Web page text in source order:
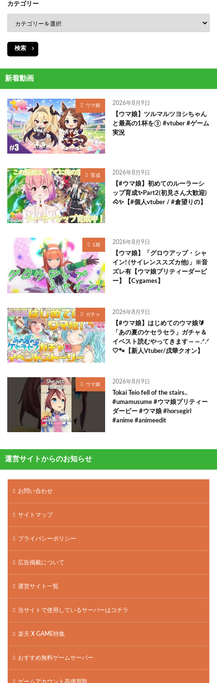
カテゴリー
検索
新着動画
ウマ娘 2026年8月9日
【ウマ娘】ツルマルツヨシちゃん
と最高の1杯を③ #vtuber #ゲーム
実況
育成 2026年8月9日
【#ウマ娘】初めてのルーラーシ
ップ育成✨Part2(初見さん大歓迎)
🐴✨【#個人vtuber / #倉望りの】
1期 2026年8月9日
【ウマ娘】「グロウアップ・シャ
イン! (サイレンススズカ他)」※音
ズレ有【ウマ娘プリティーダービ
ー】【Cygames】
ガチャ 2026年8月9日
【#ウマ娘】はじめてのウマ娘🔰
「あの夏のケセラセラ」ガチャ＆
イベスト読むやってきます～～.ᐟ.ᐟ
🤍🐾【新人Vtuber/戌華クオン】
ウマ娘 2026年8月9日
Tokai Teio fell of the stairs..
#umamusume #ウマ娘プリティー
ダービー #ウマ娘 #horsegirl
#anime #animeedit
運営サイトからのお知らせ
お問い合わせ
サイトマップ
プライバシーポリシー
広告掲載について
運営サイト一覧
当サイトで使用しているサーバーはコチラ
楽天 X GAME特集
おすすめ無料ゲームサーバー
ゲームアカウント高価買取